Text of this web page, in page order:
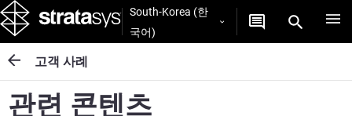
South-Korea (한
국어)
고객 사례
관련 콘텐츠